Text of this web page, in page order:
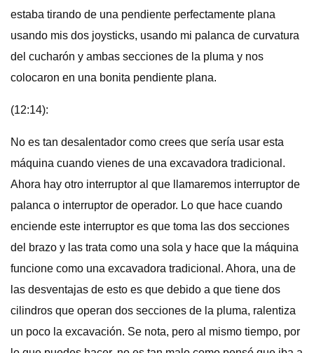
estaba tirando de una pendiente perfectamente plana
usando mis dos joysticks, usando mi palanca de curvatura
del cucharón y ambas secciones de la pluma y nos
colocaron en una bonita pendiente plana.
(12:14):
No es tan desalentador como crees que sería usar esta
máquina cuando vienes de una excavadora tradicional.
Ahora hay otro interruptor al que llamaremos interruptor de
palanca o interruptor de operador. Lo que hace cuando
enciende este interruptor es que toma las dos secciones
del brazo y las trata como una sola y hace que la máquina
funcione como una excavadora tradicional. Ahora, una de
las desventajas de esto es que debido a que tiene dos
cilindros que operan dos secciones de la pluma, ralentiza
un poco la excavación. Se nota, pero al mismo tiempo, por